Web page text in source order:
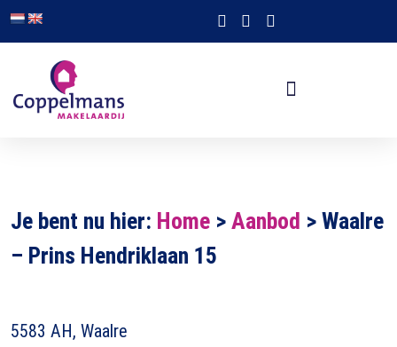
Je bent nu hier: Home > Aanbod > Waalre
– Prins Hendriklaan 15
5583 AH, Waalre